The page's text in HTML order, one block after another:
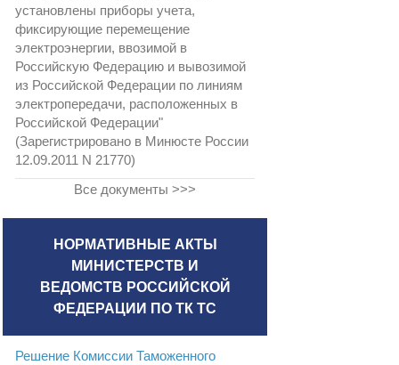
установлены приборы учета,
фиксирующие перемещение
электроэнергии, ввозимой в
Российскую Федерацию и вывозимой
из Российской Федерации по линиям
электропередачи, расположенных в
Российской Федерации"
(Зарегистрировано в Минюсте России
12.09.2011 N 21770)
Все документы >>>
НОРМАТИВНЫЕ АКТЫ
МИНИСТЕРСТВ И
ВЕДОМСТВ РОССИЙСКОЙ
ФЕДЕРАЦИИ ПО ТК ТС
Решение Комиссии Таможенного